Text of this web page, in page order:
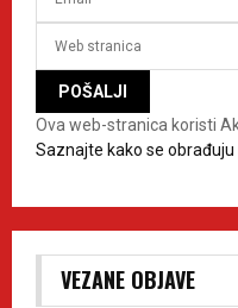
Ova web-stranica koristi
Saznajte kako se
VEZANE OBJAVE